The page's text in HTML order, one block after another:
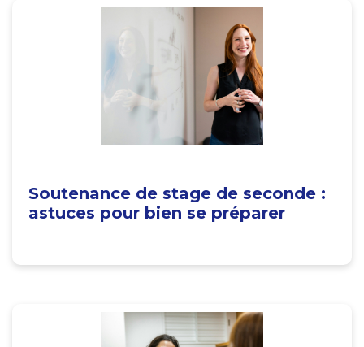
Soutenance de stage de seconde :
astuces pour bien se préparer